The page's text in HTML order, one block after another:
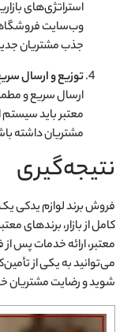
استراتژی‌های
وب‌سایت
جذب مشتریان
توزیع و ارسال
ارسال سریع و
معتبر باید
مشتریان داشته
نتیجه‌گیری
فروش برند لوازم یدکی
کامل از بازار، برندهای
معتبر، ارائه خدمات پس
می‌توانید به یکی از
شوید و رضایت مشتریان